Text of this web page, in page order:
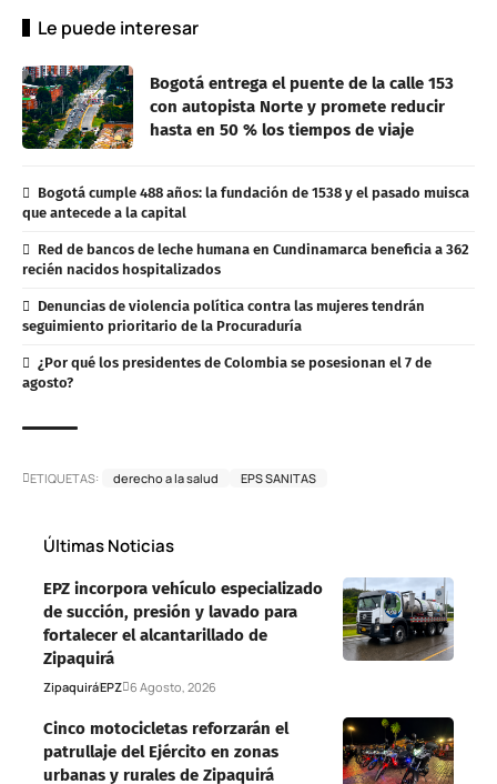
Le puede interesar
Bogotá entrega el puente de la calle 153
con autopista Norte y promete reducir
hasta en 50 % los tiempos de viaje
Bogotá cumple 488 años: la fundación de 1538 y el pasado muisca
que antecede a la capital
Red de bancos de leche humana en Cundinamarca beneficia a 362
recién nacidos hospitalizados
Denuncias de violencia política contra las mujeres tendrán
seguimiento prioritario de la Procuraduría
¿Por qué los presidentes de Colombia se posesionan el 7 de
agosto?
ETIQUETAS: derecho a la salud EPS SANITAS
Últimas Noticias
EPZ incorpora vehículo especializado
de succión, presión y lavado para
fortalecer el alcantarillado de
Zipaquirá
ZipaquiráEPZ 6 Agosto, 2026
Cinco motocicletas reforzarán el
patrullaje del Ejército en zonas
urbanas y rurales de Zipaquirá